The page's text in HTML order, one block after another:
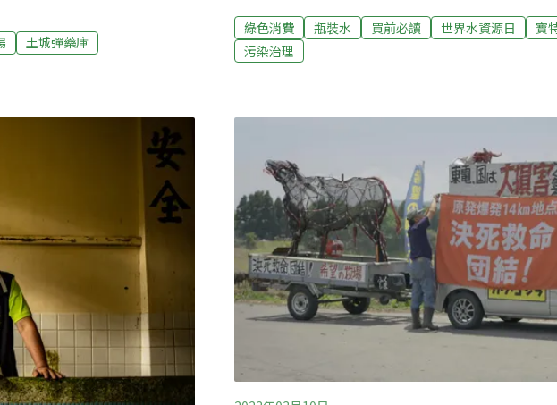
、生態教育場域旁 新北市
城農地建置「土城彈藥庫」
長期與彈藥庫為鄰耕種，營
，居民抗爭十多年成功爭取
境教育的劉老師自然教室負
才知道市府要在鄰近國有地
調查，卻已投入1500萬元
土城彈藥庫
只能期待國家提供安全的公共飲水。世界水資源日
聯合國大學發布報告指責，瓶裝水不僅不安全、製
人人享有飲用水的目標。專家估計，如果每年都能
源日主題設為「加速變革」（Accelerating change
前進。
綠色消費 瓶裝水 買前必讀 世界水資源日
寶
污染治理